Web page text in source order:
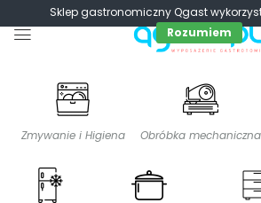
Zmywanie i Higiena Obróbka mechaniczna
Sklep gastronomiczny Qgast
Rozumiem